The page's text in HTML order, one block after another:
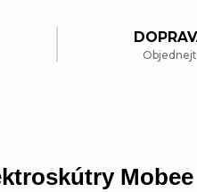
Mobee